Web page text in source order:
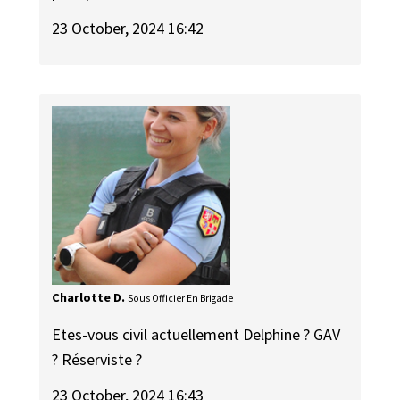
23 October, 2024 16:42
Charlotte D. Sous Officier En Brigade
Etes-vous civil actuellement Delphine ? GAV
? Réserviste ?
23 October, 2024 16:43